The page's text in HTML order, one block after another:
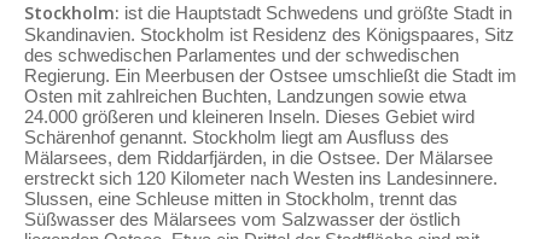
Stockholm: ist die Hauptstadt Schwedens und größte Stadt in
Skandinavien. Stockholm ist Residenz des Königspaares, Sitz
des schwedischen Parlamentes und der schwedischen
Regierung. Ein Meerbusen der Ostsee umschließt die Stadt im
Osten mit zahlreichen Buchten, Landzungen sowie etwa
24.000 größeren und kleineren Inseln. Dieses Gebiet wird
Schärenhof genannt. Stockholm liegt am Ausfluss des
Mälarsees, dem Riddarfjärden, in die Ostsee. Der Mälarsee
erstreckt sich 120 Kilometer nach Westen ins Landesinnere.
Slussen, eine Schleuse mitten in Stockholm, trennt das
Süßwasser des Mälarsees vom Salzwasser der östlich